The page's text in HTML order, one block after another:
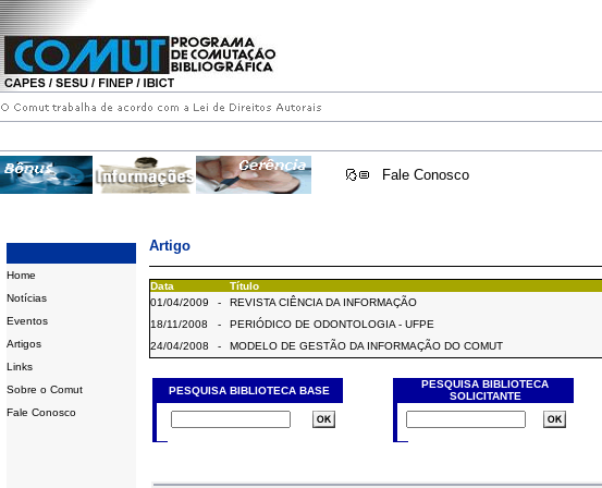
Fale Conosco
Home
Notícias
Eventos
Artigos
Links
Sobre o Comut
Fale Conosco
Artigo
Data
Título
01/04/2009
-
REVISTA CIÊNCIA DA INFORMAÇÃO
18/11/2008
-
PERIÓDICO DE ODONTOLOGIA - UFPE
24/04/2008
- MODELO DE GESTÃO DA INFORMAÇÃO DO COMUT
PESQUISA BIBLIOTECA BASE
PESQUISA BIBLIOTECA
SOLICITANTE